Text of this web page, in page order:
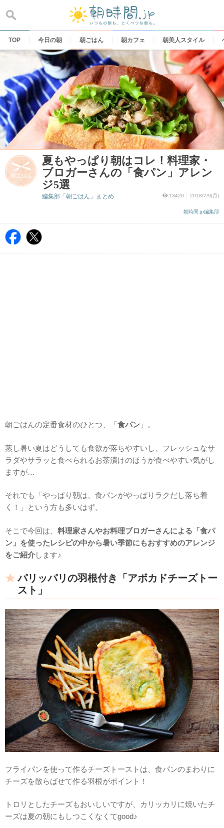
content
TOP 今日の朝 朝ごはん 朝カフェ 朝美人スタイル
夏もやっぱり朝はコレ！料理家・
ブロガーさんの「食パン」アレン
ジ5選
13420 2018/7/9(月)
朝時間.jp編集部
編集部「朝ごはん」まとめ
朝ごはんの定番食材のひとつ、「食パン 」。
蒸し暑い夏はどうしても食欲が落ちやすいし、フレッシュなサ
ラダやサラッと食べられるお茶漬けのほうが食べやすい気がし
ますが…
それでも「やっぱり朝は、食パンがやっぱりラクだし落ち着
く！」という方も多いはず。
そこで今回は、 料理家さんやお料理ブロガーさんによる「食パ
ン」を使ったレシピの中から暑い季節にもおすすめのアレンジ
をご紹介します♪
パリッパリの羽根付き「アボカドチーズトー
スト」
フライパンを使って作るチーズトーストは、食パンのまわりに
チーズを散らばせて作る羽根がポイント！
トロリとしたチーズもおいしいですが、カリッカリに焼いたチ
ーズは夏の朝にもしつこくなくてgood♪